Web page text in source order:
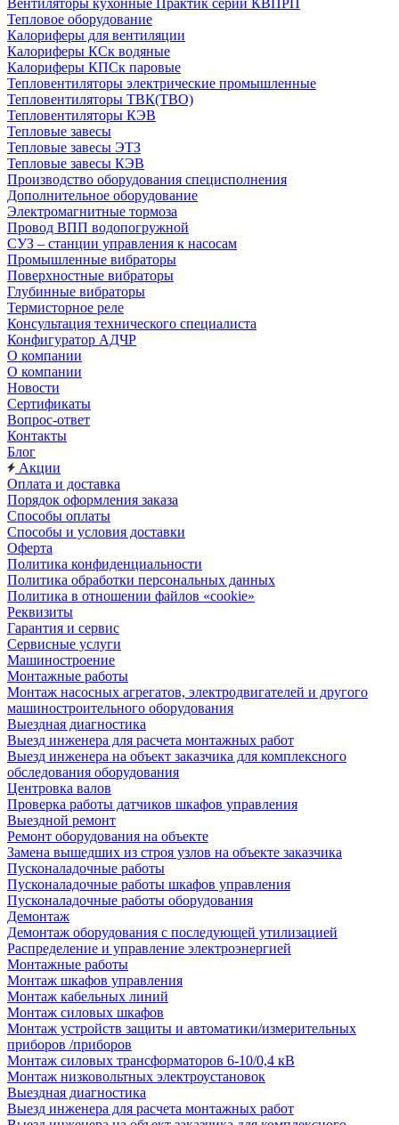
Вентиляторы кухонные Практик серии КВПРП
Тепловое оборудование
Калориферы для вентиляции
Калориферы КСк водяные
Калориферы КПСк паровые
Тепловентиляторы электрические промышленные
Тепловентиляторы ТВК(ТВО)
Тепловентиляторы КЭВ
Тепловые завесы
Тепловые завесы ЭТЗ
Тепловые завесы КЭВ
Производство оборудования специсполнения
Дополнительное оборудование
Электромагнитные тормоза
Провод ВПП водопогружной
СУЗ – станции управления к насосам
Промышленные вибраторы
Поверхностные вибраторы
Глубинные вибраторы
Термисторное реле
Консультация технического специалиста
Конфигуратор АДЧР
О компании
О компании
Новости
Сертификаты
Вопрос-ответ
Контакты
Блог
Акции
Оплата и доставка
Порядок оформления заказа
Способы оплаты
Способы и условия доставки
Оферта
Политика конфиденциальности
Политика обработки персональных данных
Политика в отношении файлов «cookie»
Реквизиты
Гарантия и сервис
Сервисные услуги
Машиностроение
Монтажные работы
Монтаж насосных агрегатов, электродвигателей и другого
машиностроительного оборудования
Выездная диагностика
Выезд инженера для расчета монтажных работ
Выезд инженера на объект заказчика для комплексного
обследования оборудования
Центровка валов
Проверка работы датчиков шкафов управления
Выездной ремонт
Ремонт оборудования на объекте
Замена вышедших из строя узлов на объекте заказчика
Пусконаладочные работы
Пусконаладочные работы шкафов управления
Пусконаладочные работы оборудования
Демонтаж
Демонтаж оборудования с последующей утилизацией
Распределение и управление электроэнергией
Монтажные работы
Монтаж шкафов управления
Монтаж кабельных линий
Монтаж силовых шкафов
Монтаж устройств защиты и автоматики/измерительных
приборов /приборов
Монтаж силовых трансформаторов 6-10/0,4 кВ
Монтаж низковольтных электроустановок
Выездная диагностика
Выезд инженера для расчета монтажных работ